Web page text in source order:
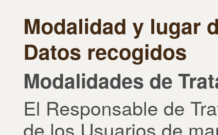
Modalidad y lugar
Datos recogidos
Modalidades de
El Responsable de
de los Usuarios de